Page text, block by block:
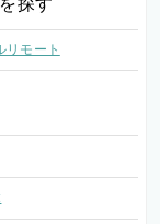
探す
リモート